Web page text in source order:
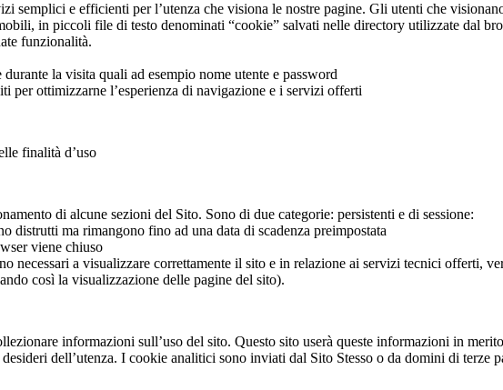
semplici e efficienti per l’utenza che visiona le nostre pagine. Gli utenti che
in piccoli file di testo denominati “cookie” salvati nelle directory utilizzate dal
funzionalità.
la visita quali ad esempio nome utente e password
per ottimizzarne l’esperienza di navigazione e i servizi offerti
finalità d’uso
di alcune sezioni del Sito. Sono di due categorie: persistenti e di sessione:
distrutti ma rimangono fino ad una data di scadenza preimpostata
viene chiuso
necessari a visualizzare correttamente il sito e in relazione ai servizi tecnici offerti,
così la visualizzazione delle pagine del sito).
informazioni sull’uso del sito. Questo sito userà queste informazioni in
dell’utenza. I cookie analitici sono inviati dal Sito Stesso o da domini di terze